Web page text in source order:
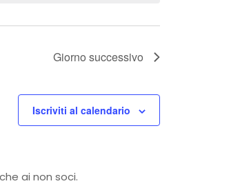
Giorno successivo
Iscriviti al calendario
ai non soci.